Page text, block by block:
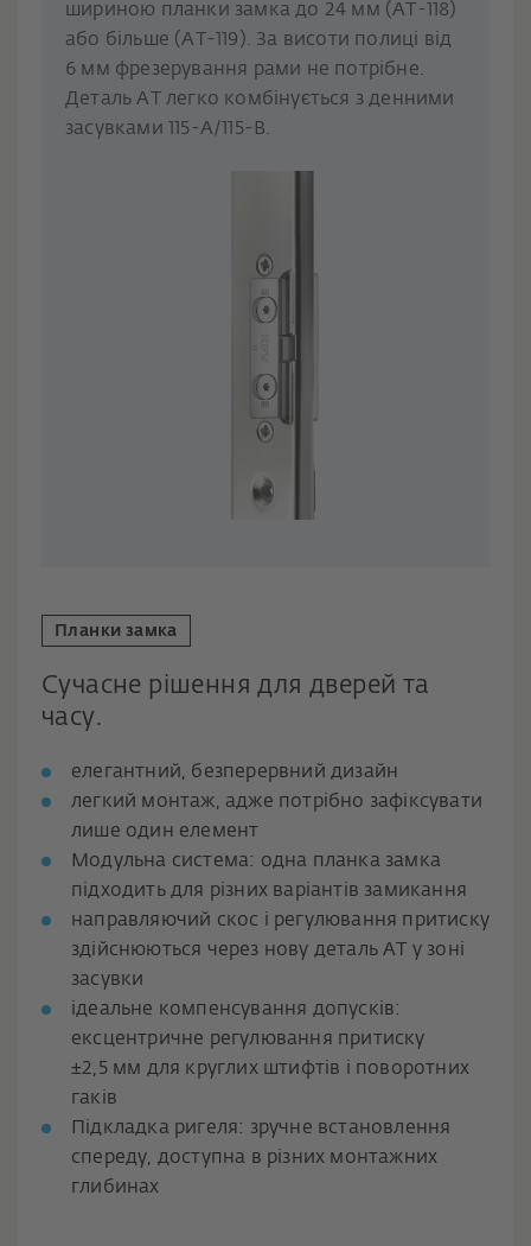
шириною планки замка до 24 мм (AT-118)
або більше (AT-119). За висоти полиці від
6 мм фрезерування рами не потрібне.
Деталь AT легко комбінується з денними
засувками 115-A/115-B.
Планки замка
Сучасне рішення для дверей та
часу.
елегантний, безперервний дизайн
легкий монтаж, адже потрібно зафіксувати
лише один елемент
Модульна система: одна планка замка
підходить для різних варіантів замикання
направляючий скос і регулювання притиску
здійснюються через нову деталь AT у зоні
засувки
ідеальне компенсування допусків:
ексцентричне регулювання притиску
±2,5 мм для круглих штифтів і поворотних
гаків
Підкладка ригеля: зручне встановлення
спереду, доступна в різних монтажних
глибинах